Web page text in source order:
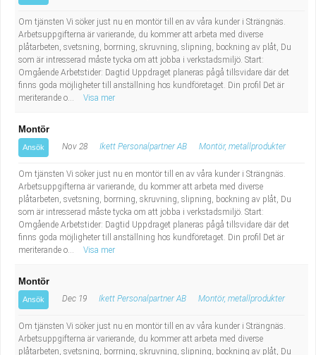
Om tjänsten Vi söker just nu en montör till en av våra kunder i Strängnäs.
Arbetsuppgifterna är varierande, du kommer att arbeta med diverse
plåtarbeten, svetsning, borrning, skruvning, slipning, bockning av plåt, Du
som är intresserad måste tycka om att jobba i verkstadsmiljö. Start:
Omgående Arbetstider: Dagtid Uppdraget planeras pågå tillsvidare där det
finns goda möjligheter till anställning hos kundföretaget. Din profil Det är
meriterande o...
Visa mer
Montör
Ansök Nov 28 Ikett Personalpartner AB Montör, metallprodukter
Om tjänsten Vi söker just nu en montör till en av våra kunder i Strängnäs.
Arbetsuppgifterna är varierande, du kommer att arbeta med diverse
plåtarbeten, svetsning, borrning, skruvning, slipning, bockning av plåt, Du
som är intresserad måste tycka om att jobba i verkstadsmiljö. Start:
Omgående Arbetstider: Dagtid Uppdraget planeras pågå tillsvidare där det
finns goda möjligheter till anställning hos kundföretaget. Din profil Det är
meriterande o...
Visa mer
Montör
Ansök Dec 19 Ikett Personalpartner AB Montör, metallprodukter
Om tjänsten Vi söker just nu en montör till en av våra kunder i Strängnäs.
Arbetsuppgifterna är varierande, du kommer att arbeta med diverse
plåtarbeten, svetsning, borrning, skruvning, slipning, bockning av plåt, Du